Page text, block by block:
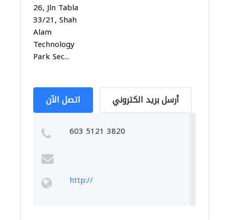
26, Jln Tabla
33/21, Shah
Alam
Technology
Park Sec...
اتصل الآن أرسل بريد الكتروني
603 5121 3820
http://